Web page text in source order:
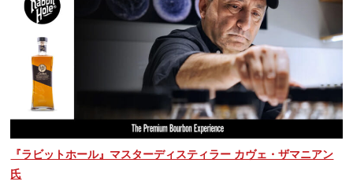
『ラビットホール』マスターディスティラー カヴェ・ザマニアン
氏